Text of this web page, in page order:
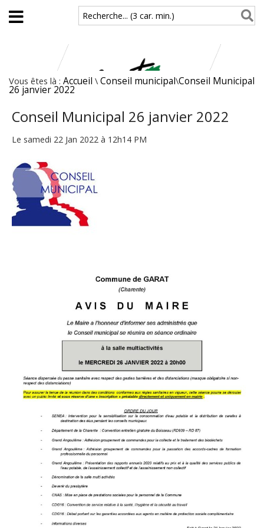
Aller au contenu principal
Recherche... (3 car. min.)
Vous êtes là : Accueil \ Conseil municipal\Conseil Municipal
26 janvier 2022
Conseil Municipal 26 janvier 2022
Le samedi 22 Jan 2022 à 12h14 PM